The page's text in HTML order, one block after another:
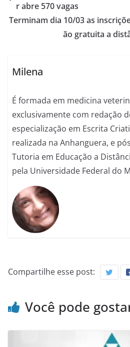
r abre 570 vagas
Terminam dia 10/03 as
ão gratuita a
Milena
É formada em medicina
exclusivamente com redação
especialização em Escrita
realizada na Anhanguera, e
Tutoria em Educação a
pela Universidade Federal do
Compartilhe esse post:
Você pode